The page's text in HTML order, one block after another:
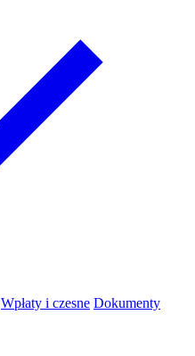
Wpłaty i czesne Dokumenty